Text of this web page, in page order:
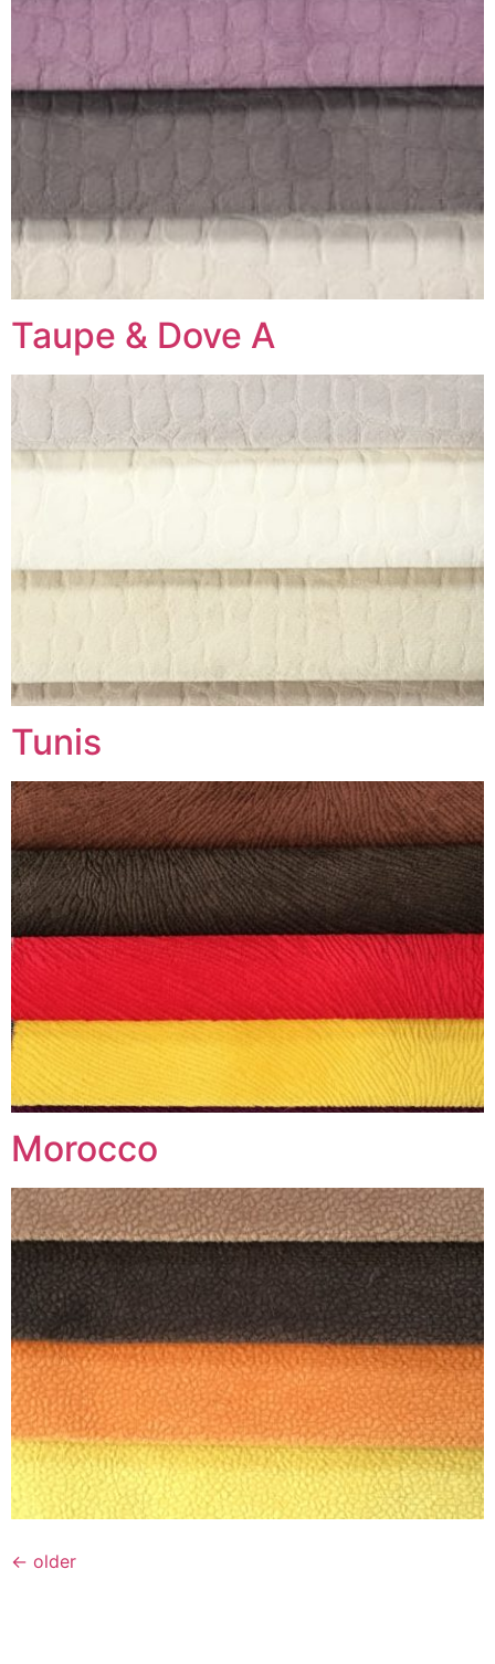
Taupe & Dove A
Tunis
Morocco
← older